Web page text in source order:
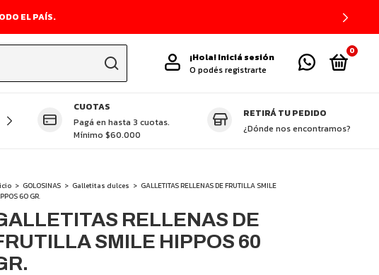
EL PAÍS.
¡Hola!Iniciá sesión
O podés registrarte
0
OFERTAS DESTACADAS CUCHILLOS ZHEN
CUOTAS
Pagá en hasta 3 cuotas.
Mínimo $60.000
RETIRÁ TU PEDIDO
¿Dónde nos encontramos?
> GOLOSINAS > Galletitas dulces > GALLETITAS RELLENAS DE FRUTILLA SMILE
60 GR.
RELLENAS DE
SMILE HIPPOS 60